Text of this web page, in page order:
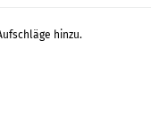
hinzu.